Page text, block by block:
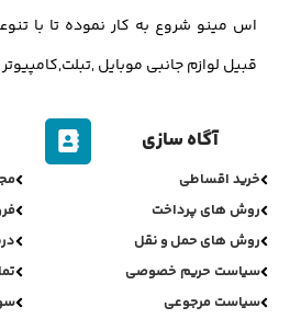
اس مینو شروع به کار نموده تا با
قبیل لوازم جانبی موبایل
آگاه سازی
خرید اقساطی
روش های پرداخت
روش های حمل و نقل
سیاست حریم خصوصی
سیاست مرجوعی